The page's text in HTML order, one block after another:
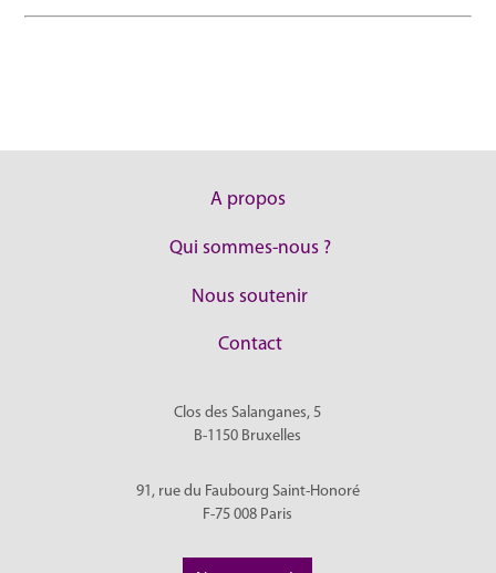
A propos
Qui sommes-nous ?
Nous soutenir
Contact
Clos des Salanganes, 5
B-1150 Bruxelles
91, rue du Faubourg Saint-Honoré
F-75 008 Paris